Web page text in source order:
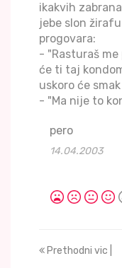
ikakvih
jebe slon
progovara:
- "Rasturaš
će ti taj
uskoro će
- "Ma nije to
pero
14.04.2003
Prethodni vic |